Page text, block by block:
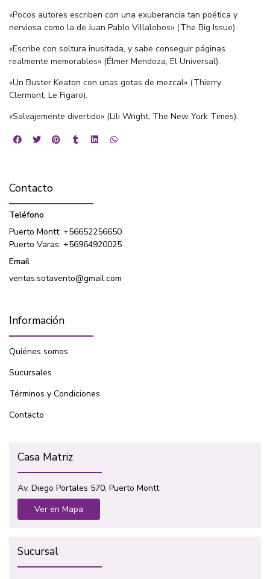
«Pocos autores escriben con una exuberancia tan poética y
nerviosa como la de Juan Pablo Villalobos» (The Big Issue).
«Escribe con soltura inusitada, y sabe conseguir páginas
realmente memorables» (Élmer Mendoza, El Universal).
«Un Buster Keaton con unas gotas de mezcal» (Thierry
Clermont, Le Figaro).
«Salvajemente divertido» (Lili Wright, The New York Times).
Contacto
Teléfono
Puerto Montt: +56652256650
Puerto Varas: +56964920025
Email
ventas.sotavento@gmail.com
Información
Quiénes somos
Sucursales
Términos y Condiciones
Contacto
Casa Matriz
Av. Diego Portales 570, Puerto Montt
Ver en Mapa
Sucursal